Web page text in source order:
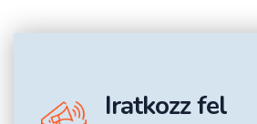
Iratkozz fel